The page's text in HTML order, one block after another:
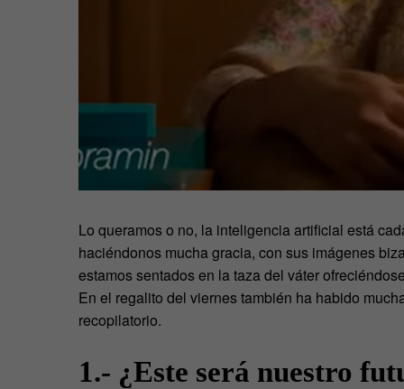
Lo queramos o no, la inteligencia artificial está
haciéndonos mucha gracia, con sus imágenes
estamos sentados en la taza del váter
En el regalito del viernes también ha habido
recopilatorio.
1.- ¿Este será nuestro